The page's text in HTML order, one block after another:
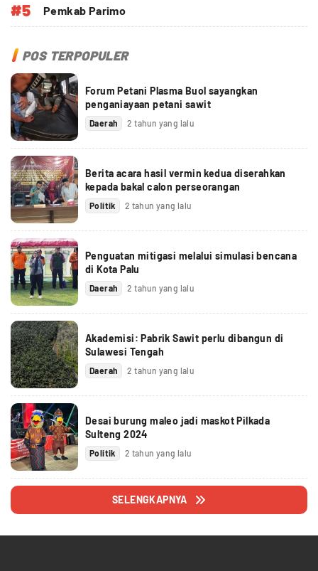
#5 Pemkab Parimo
POS TERPOPULER
Forum Petani Plasma Buol sayangkan
penganiayaan petani sawit
Daerah 2 tahun yang lalu
Berita acara hasil vermin kedua diserahkan
kepada bakal calon perseorangan
Politik 2 tahun yang lalu
Penguatan mitigasi melalui simulasi bencana
di Kota Palu
Daerah 2 tahun yang lalu
Akademisi: Pabrik Sawit perlu dibangun di
Sulawesi Tengah
Daerah 2 tahun yang lalu
Desai burung maleo jadi maskot Pilkada
Sulteng 2024
Politik 2 tahun yang lalu
SELENGKAPNYA